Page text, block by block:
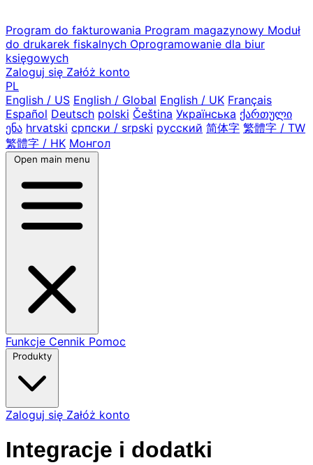
Program do fakturowania Program magazynowy Moduł
do drukarek fiskalnych Oprogramowanie dla biur
księgowych
Zaloguj się Załóż konto
PL
English / US English / Global English / UK Français
Español Deutsch polski Čeština Українська ქართული
ენა hrvatski српски / srpski русский 简体字 繁體字 / TW
繁體字 / HK Монгол
Open main menu
Funkcje Cennik Pomoc
Produkty
Zaloguj się Załóż konto
Integracje i dodatki